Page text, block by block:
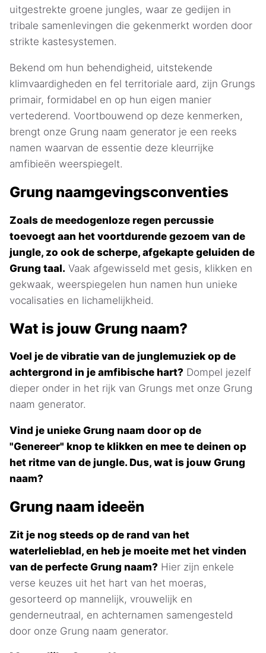
uitgestrekte groene jungles, waar ze gedijen in
tribale samenlevingen die gekenmerkt worden door
strikte kastesystemen.
Bekend om hun behendigheid, uitstekende
klimvaardigheden en fel territoriale aard, zijn Grungs
primair, formidabel en op hun eigen manier
vertederend. Voortbouwend op deze kenmerken,
brengt onze Grung naam generator je een reeks
namen waarvan de essentie deze kleurrijke
amfibieën weerspiegelt.
Grung naamgevingsconventies
Zoals de meedogenloze regen percussie
toevoegt aan het voortdurende gezoem van de
jungle, zo ook de scherpe, afgekapte geluiden de
Grung taal. Vaak afgewisseld met gesis, klikken en
gekwaak, weerspiegelen hun namen hun unieke
vocalisaties en lichamelijkheid.
Wat is jouw Grung naam?
Voel je de vibratie van de junglemuziek op de
achtergrond in je amfibische hart? Dompel jezelf
dieper onder in het rijk van Grungs met onze Grung
naam generator.
Vind je unieke Grung naam door op de
"Genereer" knop te klikken en mee te deinen op
het ritme van de jungle. Dus, wat is jouw Grung
naam?
Grung naam ideeën
Zit je nog steeds op de rand van het
waterlelieblad, en heb je moeite met het vinden
van de perfecte Grung naam? Hier zijn enkele
verse keuzes uit het hart van het moeras,
gesorteerd op mannelijk, vrouwelijk en
genderneutraal, en achternamen samengesteld
door onze Grung naam generator.